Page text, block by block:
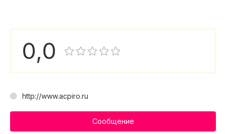
0,0
http://www.acpiro.ru
Сообщение